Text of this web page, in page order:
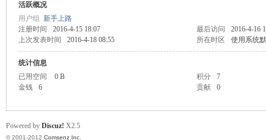
活跃概况
用户组 新手上路
注册时间
2016-4-15 18:07 最后访问
2016-4-16
上次发表时间
2016-4-18 08:55 所在时区 使用系统
统计信息
已用空间
0 B 积分
7
金钱
6 贡献 0
Powered by Discuz! X2.5
© 2001-2012 Comsenz Inc.